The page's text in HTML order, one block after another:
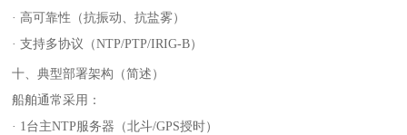
· 高可靠性（抗振动、抗盐雾）
· 支持多协议（NTP/PTP/IRIG-B）
十、典型部署架构（简述）
船舶通常采用：
· 1台主NTP服务器（北斗/GPS授时）